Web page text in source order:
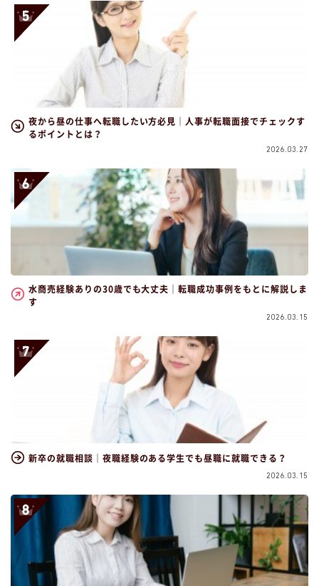
夜から昼の仕事へ転職したい方必見｜人事が転職面接でチェックす
るポイントとは？
2026.03.27
水商売経験ありの30歳でも大丈夫｜転職成功事例をもとに解説しま
す
2026.03.15
新卒の就職相談｜夜職経験のある学生でも昼職に就職できる？
2026.03.15